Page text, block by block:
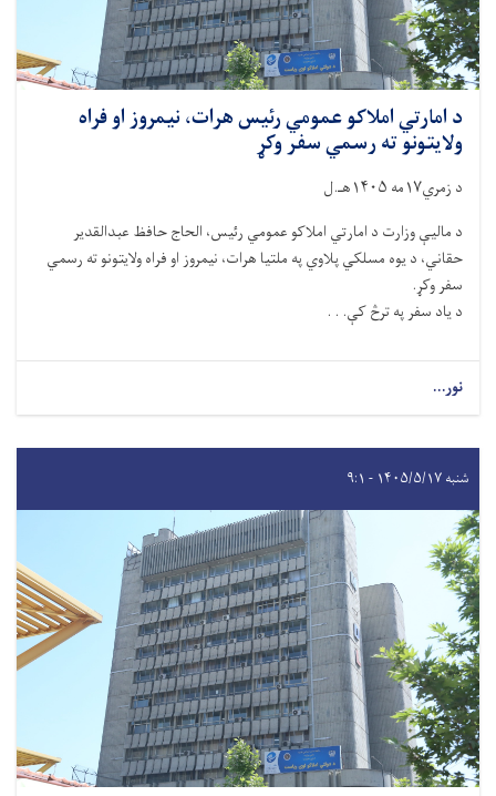
د امارتي املاکو عمومي رئیس هرات، نیمروز او فراه
ولایتونو ته رسمي سفر وکړ
د زمري۱۷مه ۱۴۰۵هـ.ل
د مالیې وزارت د امارتي املاکو عمومي رئیس، الحاج حافظ عبدالقدیر
حقاني، د یوه مسلکي پلاوي په ملتیا هرات، نیمروز او فراه ولایتونو ته رسمي
سفر وکړ.
د یاد سفر په ترڅ کې. . .
نور...
شنبه ۱۴۰۵/۵/۱۷ - ۹:۱